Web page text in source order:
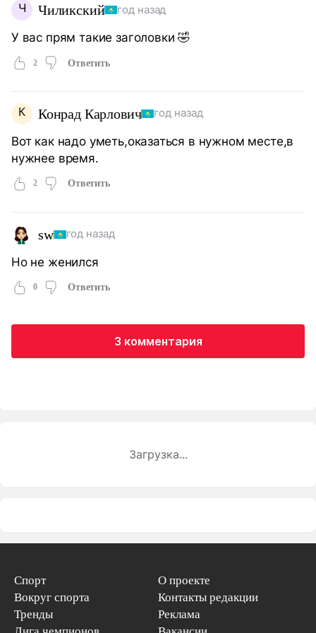
Ч Чиликский год назад
У вас прям такие заголовки 🤣
2 Ответить
К Конрад Карлович год назад
Вот как надо уметь,оказаться в нужном месте,в
нужнее время.
2 Ответить
sw год назад
Но не женился
0 Ответить
3 комментария
Загрузка...
Спорт
Вокруг спорта
Тренды
О проекте
Контакты редакции
Реклама